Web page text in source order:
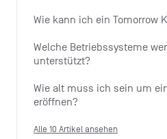
Wie kann ich ein Tomorrow
Welche Betriebssysteme
unterstützt?
Wie alt muss ich sein um
eröffnen?
Alle 10 Artikel ansehen